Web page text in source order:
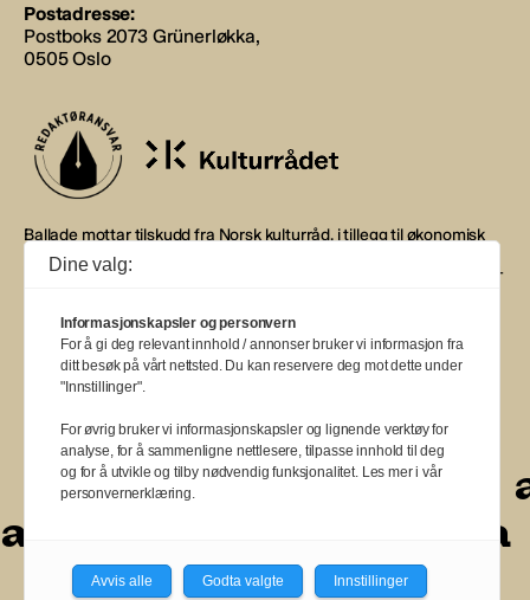
Postadresse:
Postboks 2073 Grünerløkka,
0505 Oslo
Ballade mottar tilskudd fra Norsk kulturråd, i tillegg til økonomisk
støtte fra eierne NOPA, Norsk komponistforening og
Musikkforleggerne. Ballade drives etter Redaktør- og Vær Varsom-
BALLADE — NORGES MUSIKKMAGASIN
a
aa
aa
aa
Dine valg:
Informasjonskapsler og personvern
For å gi deg relevant innhold / annonser bruker vi informasjon fra
ditt besøk på vårt nettsted. Du kan reservere deg mot dette under
"Innstillinger".
For øvrig bruker vi informasjonskapsler og lignende verktøy for
analyse, for å sammenligne nettlesere, tilpasse innhold til deg
og for å utvikle og tilby nødvendig funksjonalitet. Les mer i vår
personvernerklæring.
Avvis alle Godta valgte Innstillinger